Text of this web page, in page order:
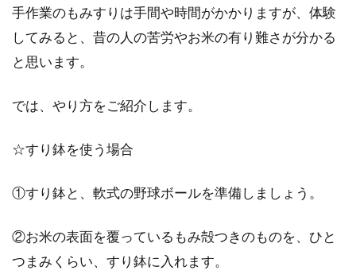
手作業のもみすりは手間や時間がかかりますが、体験
してみると、昔の人の苦労やお米の有り難さが分かる
と思います。
では、やり方をご紹介します。
☆すり鉢を使う場合
①すり鉢と、軟式の野球ボールを準備しましょう。
②お米の表面を覆っているもみ殻つきのものを、ひと
つまみくらい、すり鉢に入れます。